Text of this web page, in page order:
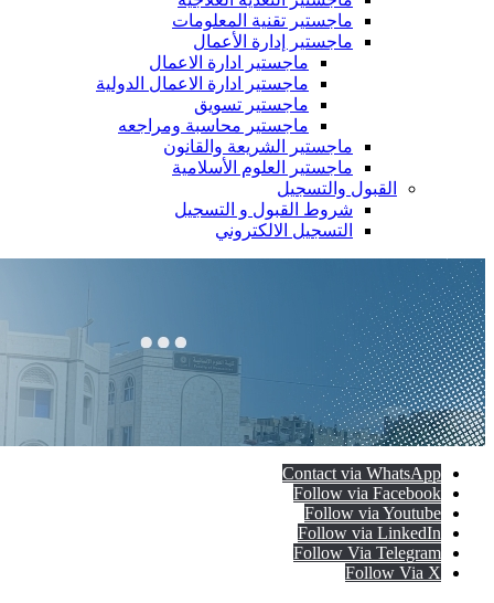
ماجستير تقنية المعلومات
ماجستير إدارة الأعمال
ماجستير ادارة الاعمال
ماجستير ادارة الاعمال الدولية
ماجستير تسويق
ماجستير محاسبة ومراجعه
ماجستير الشريعة والقانون
ماجستير العلوم الأسلامية
القبول والتسجيل
شروط القبول و التسجيل
التسجيل الالكتروني
Contact via WhatsApp
Follow via Facebook
Follow via Youtube
Follow via LinkedIn
Follow Via Telegram
Follow Via X